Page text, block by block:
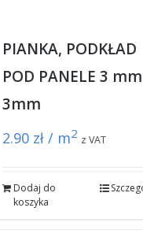
PIANKA, PODKŁAD
POD PANELE 3 mm
3mm
2.90 zł / m2 z VAT
Dodaj do
koszyka